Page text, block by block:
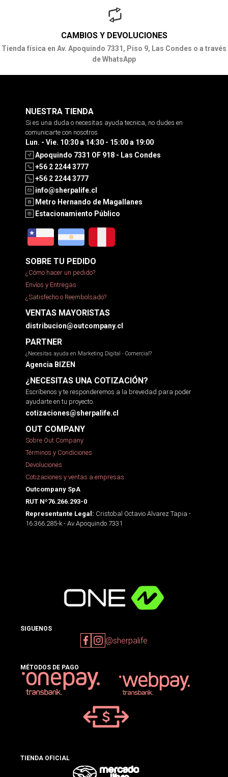
CAMBIOS Y DEVOLUCIONES
Tienda física en Av. Apoquindo 7331, Piso 9, Las Condes o a través
de WhatsApp
NUESTRA TIENDA
Si es una duda o necesitas ayuda tecnica, no dudes en
comunicarte con nosotros
Lun. - Vie. 10:30 a 14:30 - 15:00 a 19:00
Apoquindo 7331 OF 918 - Las Condes
+56 2 2244 3777
+56 2 2244 3777
info@sherpalife.cl
Metro Hernando de Magallanes
Estacionamiento Público
SOBRE TU PEDIDO
¿Cómo hacer un pedido?
Envíos y Entregas
¿Satisfecho o Reembolsado?
VENTAS MAYORISTAS
distribucion@outcompany.cl
PARTNER
¿Necesitas ayuda en Marketing Digital - Comercial?
Agencia BIZEN
¿NECESITAS UNA COTIZACIÓN?
Escríbenos y te responderemos a la brevedad para poder
ayudarte en tu proyecto.
cotizaciones@sherpalife.cl
OUT COMPANY
Sobre Out Company
Términos y Condiciones
Devoluciones
Cotizaciones y ventas a empresas
Outcompany SpA
RUT Nº76.266.293-0
Representante Legal: Cristobal Octavio Alvarez Tapia -
16.366.285-k - Av Apoquindo 7331
SIGUENOS
@sherpalife
MÉTODOS DE PAGO
TIENDA OFICIAL